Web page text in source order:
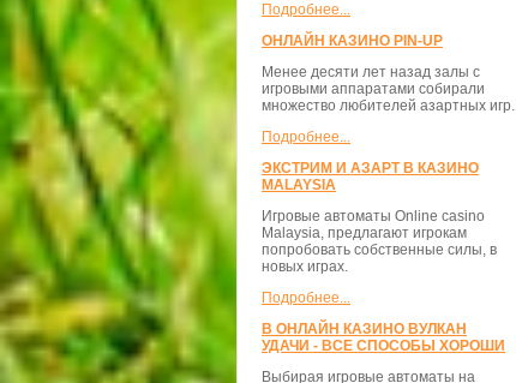
Подробнее...
ОНЛАЙН КАЗИНО PIN-UP
Менее десяти лет назад залы с
игровыми аппаратами собирали
множество любителей азартных игр.
Подробнее...
ЭКСТРИМ И АЗАРТ В КАЗИНО
MALAYSIA
Игровые автоматы Online casino
Malaysia, предлагают игрокам
попробовать собственные силы, в
новых играх.
Подробнее...
В ОНЛАЙН КАЗИНО ВУЛКАН
УДАЧИ - ВСЕ СПОСОБЫ ХОРОШИ
Выбирая игровые автоматы на